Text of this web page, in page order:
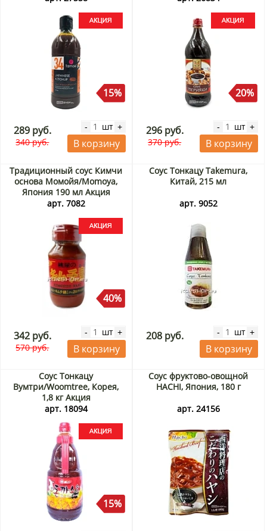
15%
289 руб.
340 руб.
- шт +
В корзину
20%
296 руб.
370 руб.
- шт +
В корзину
Традиционный соус Кимчи
основа Момойя/Momoya,
Япония 190 мл Акция
арт. 7082
40%
342 руб.
570 руб.
- шт +
В корзину
Соус Тонкацу Takemura,
Китай, 215 мл
арт. 9052
208 руб. - шт +
В корзину
Соус Тонкацу
Вумтри/Woomtree, Корея,
1,8 кг Акция
арт. 18094
15%
Соус фруктово-овощной
HACHI, Япония, 180 г
арт. 24156